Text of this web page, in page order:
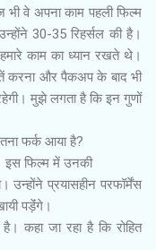
वे अपना काम पहली फिल्म
30-35 रिहर्सल की है।
काम का ध्यान रखते थे।
करना और पैकअप के बाद भी
मुझे लगता है कि इन गुणों
फर्क आया है?
इस फिल्म में उनकी
प्रयासहीन परफॉर्मेंस
पड़ेंंगे।
कहा जा रहा है कि रोहित